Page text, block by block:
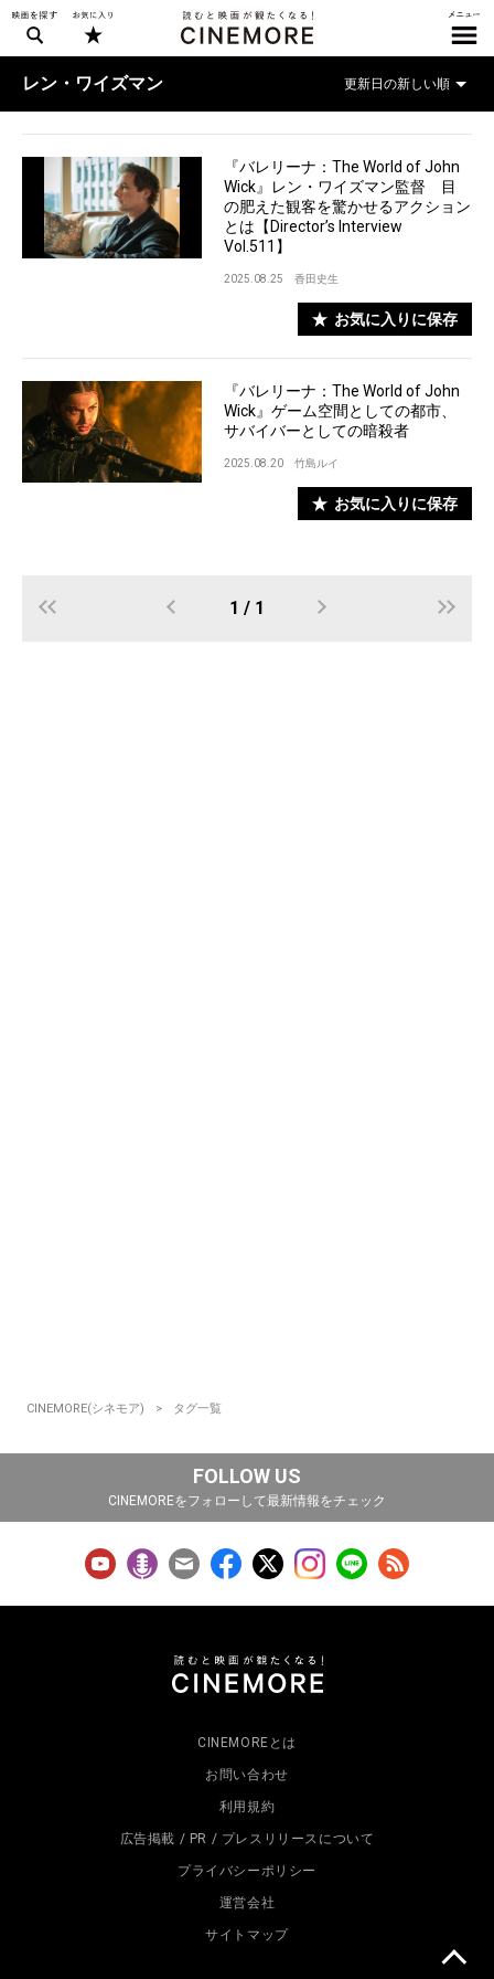
レン・ワイズマン
『バレリーナ：The World of John
Wick』レン・ワイズマン監督 目
の肥えた観客を驚かせるアクション
とは【Director’s Interview
Vol.511】
2025.08.25 香田史生
お気に入りに保存
『バレリーナ：The World of John
Wick』ゲーム空間としての都市、
サバイバーとしての暗殺者
2025.08.20 竹島ルイ
お気に入りに保存
1 / 1
CINEMORE(シネモア) タグ一覧
FOLLOW US
CINEMOREをフォローして最新情報をチェック
CINEMOREとは
お問い合わせ
利用規約
広告掲載 / PR / プレスリリースについて
プライバシーポリシー
運営会社
サイトマップ